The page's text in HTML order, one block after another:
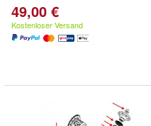
49,00 €
Kostenloser Versand